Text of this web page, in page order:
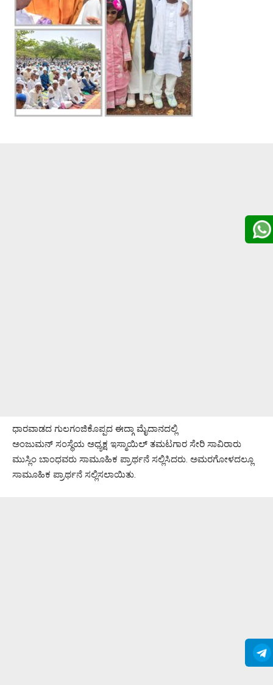
ಧಾರವಾಡದ ಗುಲಗಂಜಿಕೊಪ್ಪದ ಈದ್ಗಾ ಮೈದಾನದಲ್ಲಿ
ಅಂಜುಮನ್ ಸಂಸ್ಥೆಯ ಅಧ್ಯಕ್ಷ ಇಸ್ಮಾಯಿಲ್ ತಮಟಗಾರ ಸೇರಿ ಸಾವಿರಾರು
ಮುಸ್ಲಿಂ ಬಾಂಧವರು ಸಾಮೂಹಿಕ ಪ್ರಾರ್ಥನೆ ಸಲ್ಲಿಸಿದರು. ಅಮರಗೋಳದಲ್ಲೂ
ಸಾಮೂಹಿಕ ಪ್ರಾರ್ಥನೆ ಸಲ್ಲಿಸಲಾಯಿತು.